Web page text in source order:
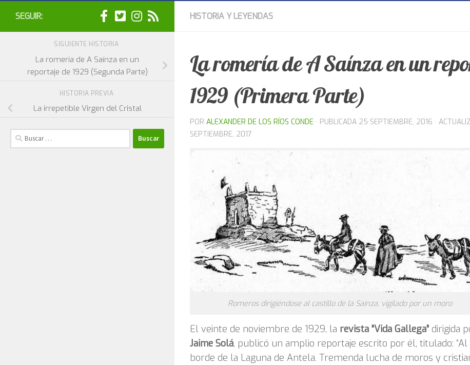
HISTORIA Y LEYENDAS
La romería de A Saínza en un
1929 (Primera Parte)
POR ALEXANDER DE LOS RÍOS CONDE · PUBLICADA 25 SEPTIEMBRE, 2016 ·
SEPTIEMBRE, 2017
Romeros dirigiéndose al castillo de la Saínza, vigilado por un moro
El veinte de noviembre de 1929, la revista “Vida Gallega” dirigida
Jaime Solá, publicó un amplio reportaje escrito por él, titulado: “Al
borde de la Laguna de Antela. Tremenda lucha de moros y
SEGUIR:
SIGUIENTE HISTORIA
La romería de A Saínza en un
reportaje de 1929 (Segunda Parte)
HISTORIA PREVIA
La irrepetible Virgen del Cristal
Buscar: